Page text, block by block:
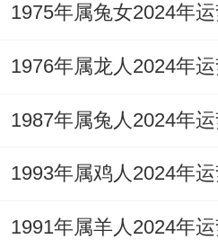
冲太岁之年人际关系
场、观念不同而与同事
人」，避免情绪化对抗
星布局，在正西方是非